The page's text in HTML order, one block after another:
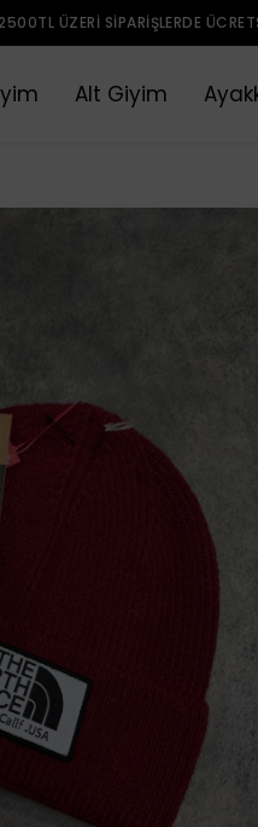
2500TL ÜZERI SIPARIŞLERDE
Alt Giyim